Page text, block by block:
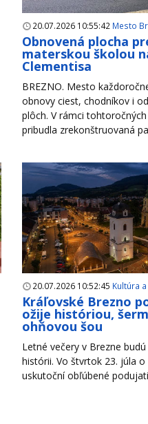
20.07.2026 10:55:42 Mesto
Obnovená plocha
materskou školou
Clementisa
BREZNO. Mesto
obnovy ciest, chodníkov i
plôch. V rámci
pribudla zrekonštruovaná
20.07.2026 10:52:45 Kultúra
Kráľovské Brezno
ožije históriou,
ohňovou šou
Letné večery v Brezne
histórii. Vo štvrtok 23. júla o
uskutoční obľúbené